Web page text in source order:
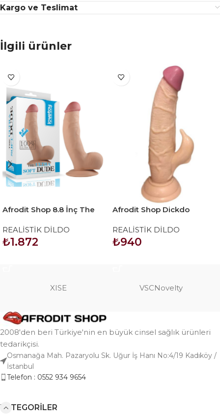
Kargo ve Teslimat
İlgili ürünler
Afrodit Shop 8.8 İnç The
REALİSTİK DİLDO
₺1.872
Afrodit Shop Dickdo
Dildo Penis 20cm
REALİSTİK DİLDO
₺940
XISE VSCNovelty
2008'den beri Türkiye'nin en büyük cinsel sağlık ürünleri
tedarikçisi.
Osmanağa Mah. Pazaryolu Sk. Uğur İş Hanı No:4/19 Kadıköy /
İstanbul
Telefon : 0552 934 9654
KATEGORILER